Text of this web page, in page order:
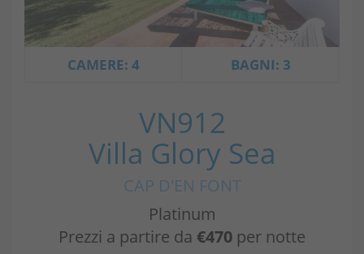
CAMERE: 4 BAGNI: 3
VN912
Villa Glory Sea
CAP D'EN FONT
Platinum
Prezzi a partire da €470 per notte